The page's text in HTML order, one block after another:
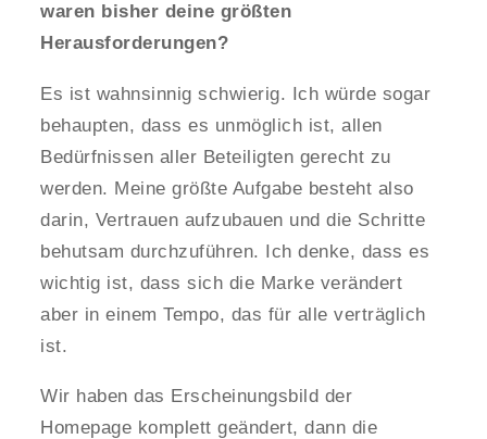
waren bisher deine größten
Herausforderungen?
Es ist wahnsinnig schwierig. Ich würde sogar
behaupten, dass es unmöglich ist, allen
Bedürfnissen aller Beteiligten gerecht zu
werden. Meine größte Aufgabe besteht also
darin, Vertrauen aufzubauen und die Schritte
behutsam durchzuführen. Ich denke, dass es
wichtig ist, dass sich die Marke verändert
aber in einem Tempo, das für alle verträglich
ist.
Wir haben das Erscheinungsbild der
Homepage komplett geändert, dann die